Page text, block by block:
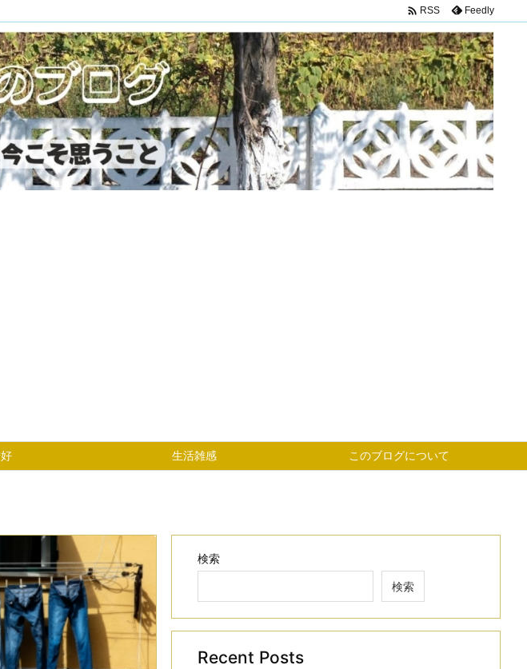
生活雑感 このブログについて
 RSS Feedly
検索
検索
Recent Posts